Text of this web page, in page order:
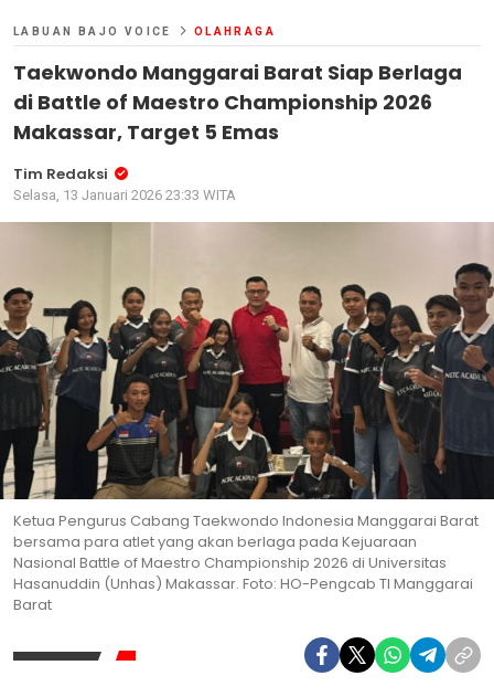
LABUAN BAJO VOICE OLAHRAGA
Taekwondo Manggarai Barat Siap Berlaga
di Battle of Maestro Championship 2026
Makassar, Target 5 Emas
Tim Redaksi
Selasa, 13 Januari 2026 23:33 WITA
Ketua Pengurus Cabang Taekwondo Indonesia Manggarai Barat
bersama para atlet yang akan berlaga pada Kejuaraan
Nasional Battle of Maestro Championship 2026 di Universitas
Hasanuddin (Unhas) Makassar. Foto: HO-Pengcab TI Manggarai
Barat